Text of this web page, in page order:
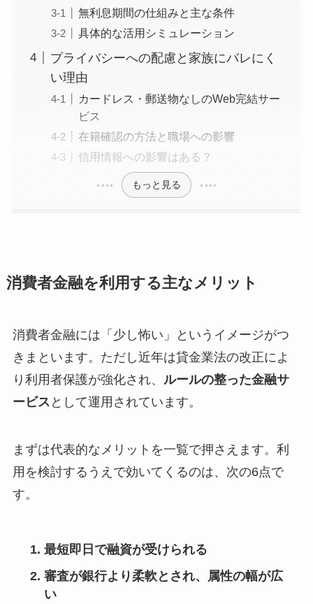
無利息期間の仕組みと主な条件
具体的な活用シミュレーション
プライバシーへの配慮と家族にバレにく
い理由
カードレス・郵送物なしのWeb完結サー
ビス
在籍確認の方法と職場への影響
信用情報への影響はある？
もっと見る
消費者金融を利用する主なメリット
消費者金融には「少し怖い」というイメージがつ
きまといます。ただし近年は貸金業法の改正によ
り利用者保護が強化され、 ルールの整った金融サ
ービス として運用されています。
まずは代表的なメリットを一覧で押さえます。利
用を検討するうえで効いてくるのは、次の6点で
す。
最短即日で融資が受けられる
審査が銀行より柔軟とされ、属性の幅が広
い